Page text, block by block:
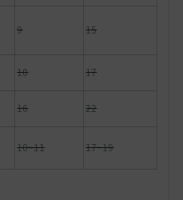
9 15
10 17
16 22
10~11 17~19